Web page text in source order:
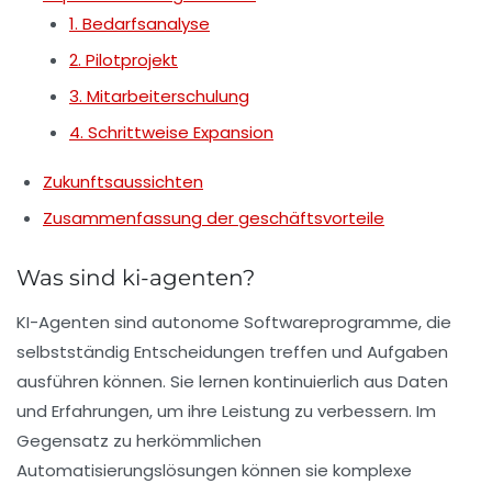
1. Bedarfsanalyse
2. Pilotprojekt
3. Mitarbeiterschulung
4. Schrittweise Expansion
Zukunftsaussichten
Zusammenfassung der geschäftsvorteile
Was sind ki-agenten?
KI-Agenten sind autonome Softwareprogramme, die
selbstständig Entscheidungen treffen und Aufgaben
ausführen können. Sie lernen kontinuierlich aus Daten
und Erfahrungen, um ihre Leistung zu verbessern. Im
Gegensatz zu herkömmlichen
Automatisierungslösungen können sie komplexe